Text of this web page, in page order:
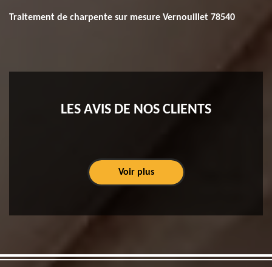
Traitement de charpente sur mesure Vernouillet 78540
LES AVIS DE NOS CLIENTS
Voir plus